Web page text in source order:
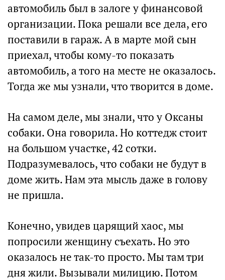
автомобиль был в залоге у финансовой
организации. Пока решали все дела, его
поставили в гараж. А в марте мой сын
приехал, чтобы кому-то показать
автомобиль, а того на месте не оказалось.
Тогда же мы узнали, что творится в доме.
На самом деле, мы знали, что у Оксаны
собаки. Она говорила. Но коттедж стоит
на большом участке, 42 сотки.
Подразумевалось, что собаки не будут в
доме жить. Нам эта мысль даже в голову
не пришла.
Конечно, увидев царящий хаос, мы
попросили женщину съехать. Но это
оказалось не так-то просто. Мы там три
дня жили. Вызывали милицию. Потом